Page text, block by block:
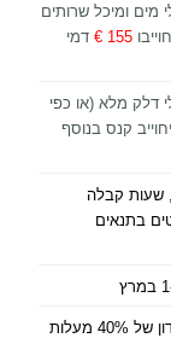
מים ומיכל שרותים
דמי
דלק מלא (או כפי
קנס בנוסף
שעות קבלה
בתנאים
נסיעה לרוסיה מחייבת תוספת פיקדון של 40% מעלות